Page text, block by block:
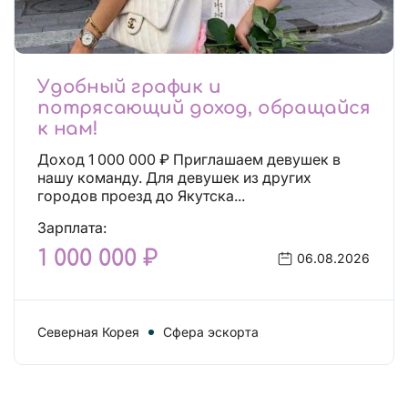
Удобный график и
потрясающий доход, обращайся
к нам!
Доход 1 000 000 ₽ Приглашаем девушек в
нашу команду. Для девушек из других
городов проезд до Якутска...
Зарплата:
1 000 000 ₽ 06.08.2026
Северная Корея Сфера эскорта